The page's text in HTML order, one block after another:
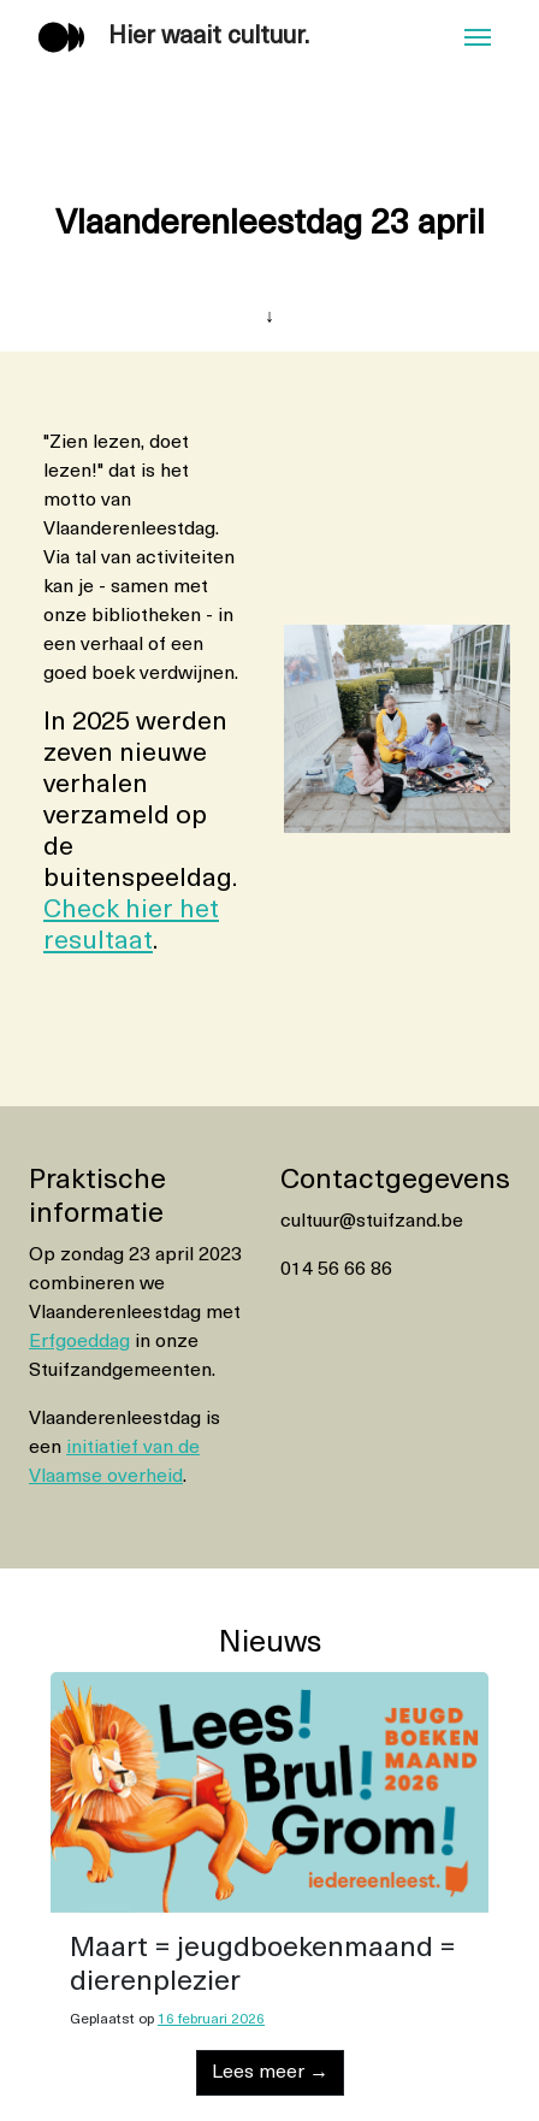
Hier waait cultuur. Menu
Vlaanderenleestdag 23 april
↓
"Zien lezen, doet
lezen!" dat is het
motto van
Vlaanderenleestdag.
Via tal van activiteiten
kan je - samen met
onze bibliotheken - in
een verhaal of een
goed boek verdwijnen.
In 2025 werden
zeven nieuwe
verhalen
verzameld op
de
buitenspeeldag.
Check hier het
resultaat.
Praktische
informatie
Op zondag 23 april 2023
combineren we
Vlaanderenleestdag met
Erfgoeddag in onze
Stuifzandgemeenten.
Vlaanderenleestdag is
een initiatief van de
Vlaamse overheid.
Contactgegevens
cultuur@stuifzand.be
014 56 66 86
Nieuws
Maart = jeugdboekenmaand =
dierenplezier
Geplaatst op 16 februari 2026
Lees meer →